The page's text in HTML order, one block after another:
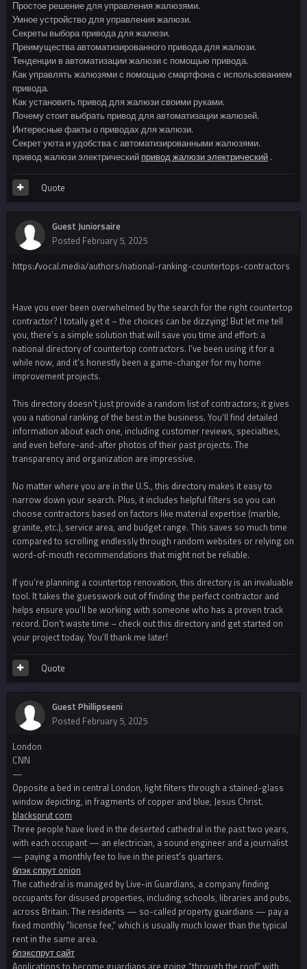
Простое решение для управления жалюзями.
Умное устройство для управления жалюзи.
Секреты выбора привода для жалюзи.
Преимущества автоматизированного привода для жалюзи.
Тенденции в автоматизации жалюзи с помощью привода.
Как управлять жалюзями с помощью смартфона с использованием
привода.
Как установить привод для жалюзи своими руками.
Почему стоит выбрать привод для автоматизации жалюзей.
Интересные факты о приводах для жалюзи.
Секрет уюта и удобства с автоматизированными жалюзями.
привод жалюзи электрический привод жалюзи электрический .
Quote
Guest Juniorsaire
Posted February 5, 2025
https://vocal.media/authors/national-ranking-countertops-contractors
Have you ever been overwhelmed by the search for the right countertop
contractor? I totally get it – the choices can be dizzying! But let me tell
you, there’s a simple solution that will save you time and effort: a
national directory of countertop contractors. I’ve been using it for a
while now, and it's honestly been a game-changer for my home
improvement projects.
This directory doesn’t just provide a random list of contractors; it gives
you a national ranking of the best in the business. You’ll find detailed
information about each one, including customer reviews, specialties,
and even before-and-after photos of their past projects. The
transparency and organization are impressive.
No matter where you are in the U.S., this directory makes it easy to
narrow down your search. Plus, it includes helpful filters so you can
choose contractors based on factors like material expertise (marble,
granite, etc.), service area, and budget range. This saves so much time
compared to scrolling endlessly through random websites or relying on
word-of-mouth recommendations that might not be reliable.
If you’re planning a countertop renovation, this directory is an invaluable
tool. It takes the guesswork out of finding the perfect contractor and
helps ensure you’ll be working with someone who has a proven track
record. Don’t waste time – check out this directory and get started on
your project today. You’ll thank me later!
Quote
Guest Phillipseeni
Posted February 5, 2025
London
CNN
—
Opposite a bed in central London, light filters through a stained-glass
window depicting, in fragments of copper and blue, Jesus Christ.
blacksprut com
Three people have lived in the deserted cathedral in the past two years,
with each occupant — an electrician, a sound engineer and a journalist
— paying a monthly fee to live in the priest’s quarters.
блэк спрут onion
The cathedral is managed by Live-in Guardians, a company finding
occupants for disused properties, including schools, libraries and pubs,
across Britain. The residents — so-called property guardians — pay a
fixed monthly “license fee,” which is usually much lower than the typical
rent in the same area.
блэкспрут сайт
Applications to become guardians are going “through the roof,” with